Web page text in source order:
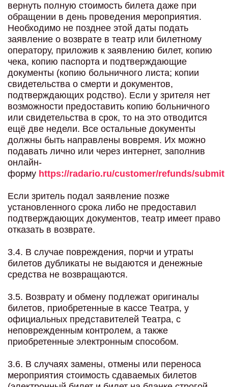
вернуть полную стоимость билета даже при
обращении в день проведения мероприятия.
Необходимо не позднее этой даты подать
заявление о возврате в театр или билетному
оператору, приложив к заявлению билет, копию
чека, копию паспорта и подтверждающие
документы (копию больничного листа; копии
свидетельства о смерти и документов,
подтверждающих родство). Если у зрителя нет
возможности предоставить копию больничного
или свидетельства в срок, то на это отводится
ещё две недели. Все остальные документы
должны быть направлены вовремя. Их можно
подавать лично или через интернет, заполнив
онлайн-
форму https://radario.ru/customer/refunds/submit
Если зритель подал заявление позже
установленного срока либо не предоставил
подтверждающих документов, театр имеет право
отказать в возврате.
3.4. В случае повреждения, порчи и утраты
билетов дубликаты не выдаются и денежные
средства не возвращаются.
3.5. Возврату и обмену подлежат оригиналы
билетов, приобретенные в кассе Театра, у
официальных представителей Театра, с
неповрежденным контролем, а также
приобретенные электронным способом.
3.6. В случаях замены, отмены или переноса
мероприятия стоимость сдаваемых билетов